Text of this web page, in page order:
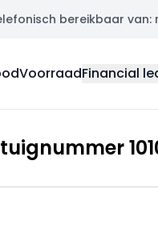
bereikbaar van:
VoorraadFinancial